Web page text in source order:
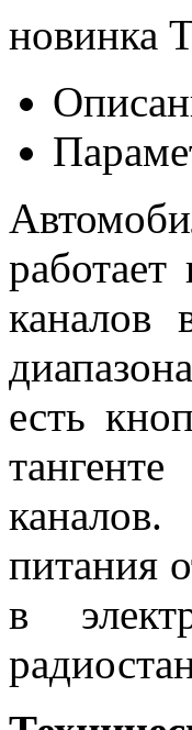
новинка
каналов
есть
питания
в